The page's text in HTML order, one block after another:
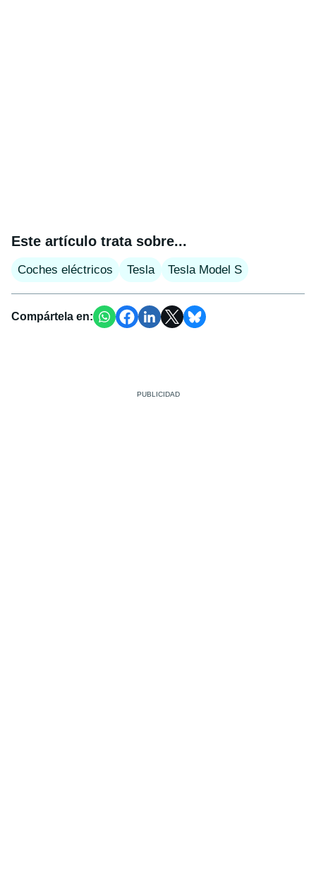
Este artículo trata sobre...
Coches eléctricos Tesla Tesla Model S
Compártela en: